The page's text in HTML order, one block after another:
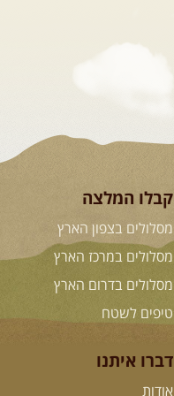
קבלו המלצה
מסלולים בצפון הארץ
מסלולים במרכז הארץ
מסלולים בדרום הארץ
טיפים לשטח
דברו איתנו
אודות